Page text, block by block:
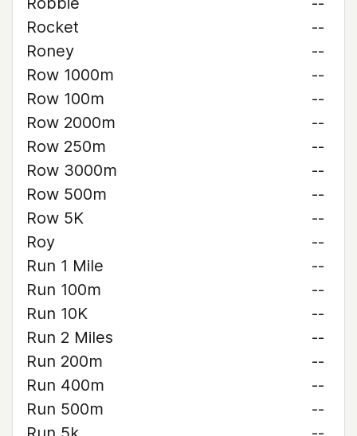
Rocket
--
Roney
--
Row 1000m
--
Row 100m
--
Row 2000m
--
Row 250m
--
Row 3000m
--
Row 500m
--
Row 5K
--
Roy
--
Run 1 Mile
--
Run 100m
--
Run 10K
--
Run 2 Miles
--
Run 200m
--
Run 400m
--
Run 500m
--